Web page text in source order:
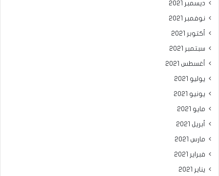
ديسمبر 2021
نوفمبر 2021
أكتوبر 2021
سبتمبر 2021
أغسطس 2021
يوليو 2021
يونيو 2021
مايو 2021
أبريل 2021
مارس 2021
فبراير 2021
يناير 2021